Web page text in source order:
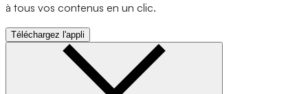
à tous vos contenus en un clic.
Téléchargez l'appli